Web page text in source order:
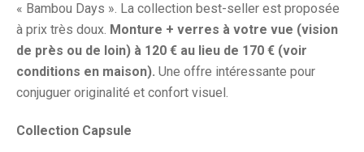
« Bambou Days ». La collection best-seller est proposée
à prix très doux. Monture + verres à votre vue (vision
de près ou de loin) à 120 € au lieu de 170 € (voir
conditions en maison). Une offre intéressante pour
conjuguer originalité et confort visuel.
Collection Capsule